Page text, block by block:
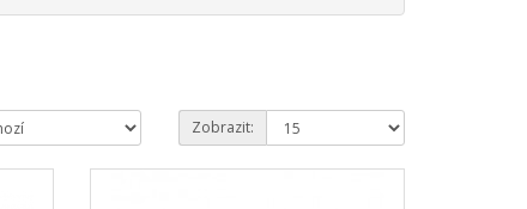
Zobrazit: